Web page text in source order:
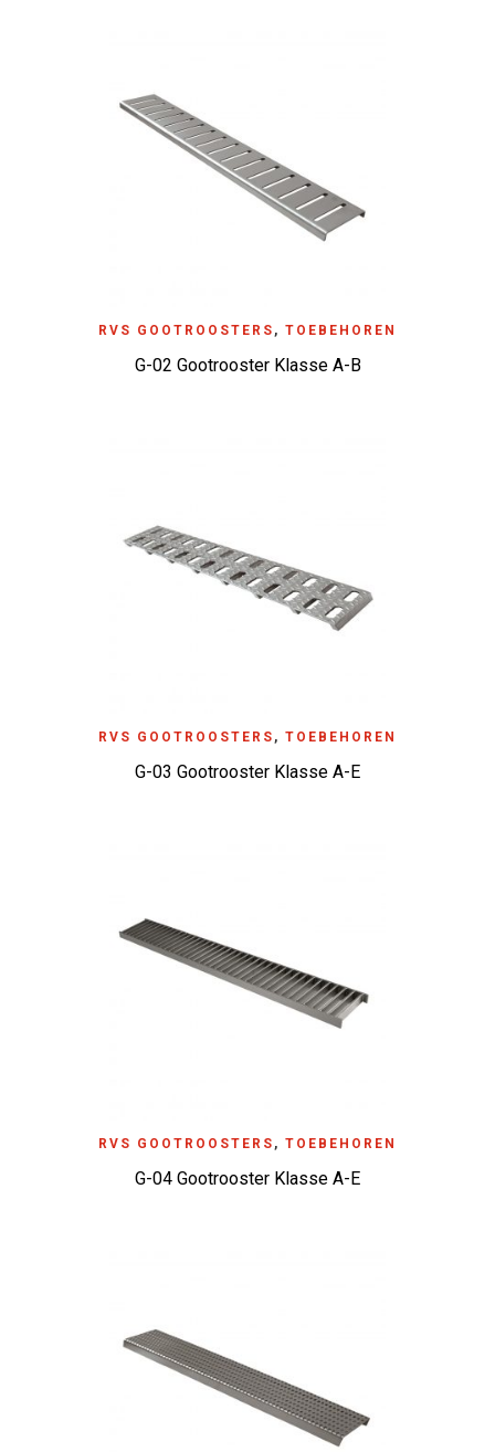
RVS GOOTROOSTERS , TOEBEHOREN
G-02 Gootrooster Klasse A-B
RVS GOOTROOSTERS , TOEBEHOREN
G-03 Gootrooster Klasse A-E
RVS GOOTROOSTERS , TOEBEHOREN
G-04 Gootrooster Klasse A-E